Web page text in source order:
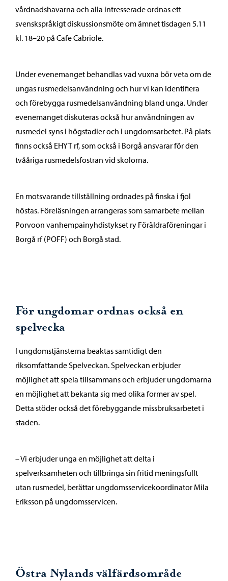
vårdnadshavarna och alla intresserade ordnas ett
svenskspråkigt diskussionsmöte om ämnet tisdagen 5.11
kl. 18–20 på Cafe Cabriole.
Under evenemanget behandlas vad vuxna bör veta om de
ungas rusmedelsanvändning och hur vi kan identifiera
och förebygga rusmedelsanvändning bland unga. Under
evenemanget diskuteras också hur användningen av
rusmedel syns i högstadier och i ungdomsarbetet. På plats
finns också EHYT rf, som också i Borgå ansvarar för den
tvååriga rusmedelsfostran vid skolorna.
En motsvarande tillställning ordnades på finska i fjol
höstas. Föreläsningen arrangeras som samarbete mellan
Porvoon vanhempainyhdistykset ry Föräldraföreningar i
Borgå rf (POFF) och Borgå stad.
För ungdomar ordnas också en
spelvecka
I ungdomstjänsterna beaktas samtidigt den
riksomfattande Spelveckan. Spelveckan erbjuder
möjlighet att spela tillsammans och erbjuder ungdomarna
en möjlighet att bekanta sig med olika former av spel.
Detta stöder också det förebyggande missbruksarbetet i
staden.
– Vi erbjuder unga en möjlighet att delta i
spelverksamheten och tillbringa sin fritid meningsfullt
utan rusmedel, berättar ungdomsservicekoordinator Mila
Eriksson på ungdomsservicen.
Östra Nylands välfärdsområde